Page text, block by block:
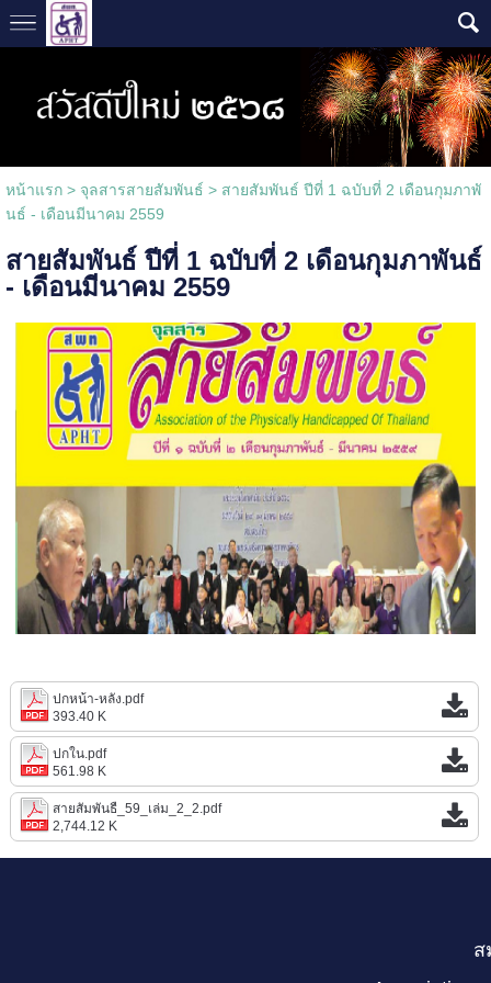
หน้าแรก> จุลสารสายสัมพันธ์ > สายสัมพันธ์ ปีที่ 1 ฉบับที่ 2 เดือนกุมภาพั
นธ์ - เดือนมีนาคม 2559
สายสัมพันธ์ ปีที่ 1 ฉบับที่ 2 เดือนกุมภาพันธ์
- เดือนมีนาคม 2559
ปกหน้า-หลัง.pdf
393.40 K
ปกใน.pdf
561.98 K
สายสัมพันธื_59_เล่ม_2_2.pdf
2,744.12 K
ส